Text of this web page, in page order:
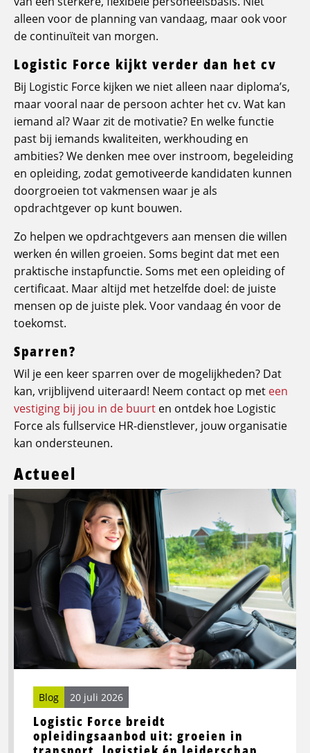
alleen voor de planning van vandaag, maar ook voor
de continuïteit van morgen.
Logistic Force kijkt verder dan het cv
Bij Logistic Force kijken we niet alleen naar diploma’s,
maar vooral naar de persoon achter het cv. Wat kan
iemand al? Waar zit de motivatie? En welke functie
past bij iemands kwaliteiten, werkhouding en
ambities? We denken mee over instroom, begeleiding
en opleiding, zodat gemotiveerde kandidaten kunnen
doorgroeien tot vakmensen waar je als
opdrachtgever op kunt bouwen.
Zo helpen we opdrachtgevers aan mensen die willen
werken én willen groeien. Soms begint dat met een
praktische instapfunctie. Soms met een opleiding of
certificaat. Maar altijd met hetzelfde doel: de juiste
mensen op de juiste plek. Voor vandaag én voor de
toekomst.
Sparren?
Wil je een keer sparren over de mogelijkheden? Dat
kan, vrijblijvend uiteraard! Neem contact op met een
vestiging bij jou in de buurt en ontdek hoe Logistic
Force als fullservice HR-dienstlever, jouw organisatie
kan ondersteunen.
Actueel
Logistic Force breidt
opleidingsaanbod uit: groeien in
Blog 20 juli 2026
Lees
Logistic
Force
breidt
opleidingsaanbod
uit:
groeien
in
transport,
leiderschap